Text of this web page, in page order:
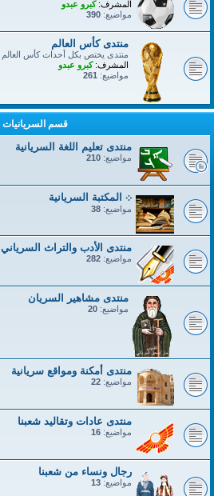
المشرف: كبرو عبدو
مواضيع: 390
منتدى كأس العالم
منتدى يختص بكل أحداث كأس العالم
المشرف: كبرو عبدو
مواضيع: 261
قسم السريانيات
منتدى تعليم اللغة السريانية
مواضيع: 210
܀ المكتبة السريانية
مواضيع: 38
منتدى الأدب والتراث السرياني
مواضيع: 282
منتدى مشاهير السريان
مواضيع: 20
منتدى أمكنة ومواقع سريانية
مواضيع: 22
منتدى عادات وتقاليد شعبنا
مواضيع: 16
رجال ونساء من شعبنا
مواضيع: 13